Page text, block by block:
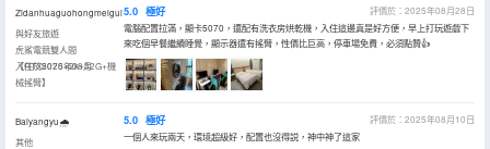
Zidanhuaguohongmeigui
與好友旅遊
虎鯊電競雙人間
【RTX5070+2k+32G+機
械搖臂】
入住於2025年08月
5.0 極好
評價於：2025年08月28日
電腦配置拉滿，顯卡5070，還配有洗衣房烘乾機，入住這邊真是好方便，早上打玩遊戲下
來吃個早餐繼續睡覺，顯示器還有搖臂，性價比巨高，停車場免費，必須點贊👍
Baiyangyu🌧️
其他
5.0 極好
評價於：2025年08月10日
一個人來玩兩天，環境超級好，配置也沒得説，神中神了這家